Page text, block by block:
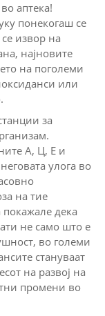
аптека!
понекогаш се
извор на
најновите
на поголеми
или
за
А, Ц, Е и
улога во
на тие
дека
не само што е
во големи
стануваат
на развој на
промени во